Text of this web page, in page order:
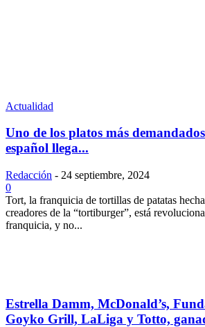
Actualidad
Uno de los platos más
español llega...
Redacción - 24 septiembre, 2024
0
Tort, la franquicia de tortillas de patatas
creadores de la “tortiburger”, está
franquicia, y no...
Estrella Damm, McDonald’s,
Goyko Grill, LaLiga y Totto,